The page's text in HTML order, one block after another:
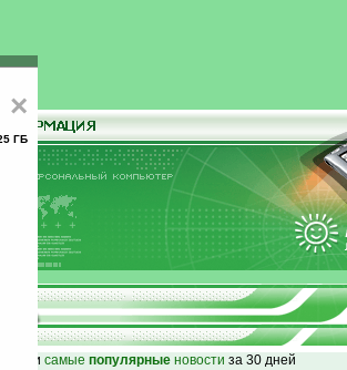
25
и самые популярные новости за 30 дней
×
ГБ